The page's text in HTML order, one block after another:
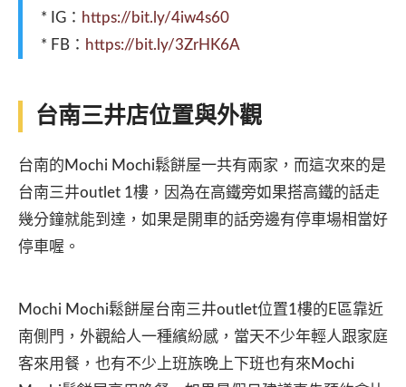
* IG： https://bit.ly/4iw4s60
* FB： https://bit.ly/3ZrHK6A
台南三井店位置與外觀
台南的Mochi Mochi鬆餅屋一共有兩家，而這次來的是
台南三井outlet 1樓，因為在高鐵旁如果搭高鐵的話走
幾分鐘就能到達，如果是開車的話旁邊有停車場相當好
停車喔。
Mochi Mochi鬆餅屋台南三井outlet位置1樓的E區靠近
南側門，外觀給人一種繽紛感，當天不少年輕人跟家庭
客來用餐，也有不少上班族晚上下班也有來Mochi